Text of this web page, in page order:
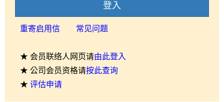
登入
重寄启用信 常见问题
★ 会员联络人网页请由此登入
★ 公司会员资格请按此查询
★ 评估申请